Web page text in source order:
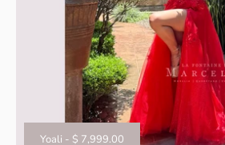
Yoali - $ 7,999.00